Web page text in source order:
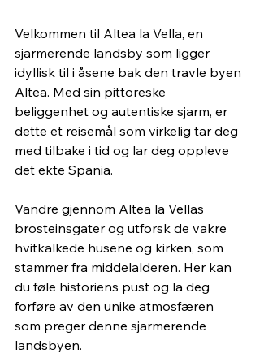
Velkommen til Altea la Vella, en
sjarmerende landsby som ligger
idyllisk til i åsene bak den travle byen
Altea. Med sin pittoreske
beliggenhet og autentiske sjarm, er
dette et reisemål som virkelig tar deg
med tilbake i tid og lar deg oppleve
det ekte Spania.
Vandre gjennom Altea la Vellas
brosteinsgater og utforsk de vakre
hvitkalkede husene og kirken, som
stammer fra middelalderen. Her kan
du føle historiens pust og la deg
forføre av den unike atmosfæren
som preger denne sjarmerende
landsbyen.